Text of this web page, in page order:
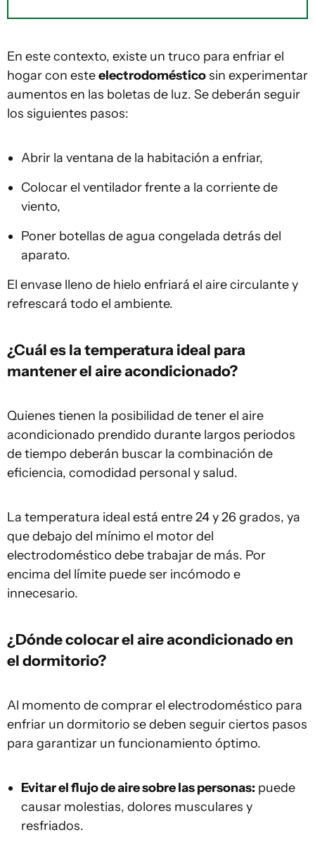
En este contexto, existe un truco para enfriar el
hogar con esteelectrodomésticosin experimentar
aumentos en las boletas de luz. Se deberán seguir
los siguientes pasos:
Abrir la ventana de la habitación a enfriar,
Colocar el ventilador frente a la corriente de
viento,
Poner botellas de agua congelada detrás del
aparato.
El envase lleno de hielo enfriará el aire circulante y
refrescará todo el ambiente.
¿Cuál es la temperatura ideal para
mantener el aire acondicionado?
Quienes tienen la posibilidad de tener el aire
acondicionado prendido durante largos periodos
de tiempo deberán buscar la combinación de
eficiencia, comodidad personal y salud.
La temperatura ideal está entre 24 y 26 grados, ya
que debajo del mínimo el motor del
electrodoméstico debe trabajar de más. Por
encima del límite puede ser incómodo e
innecesario.
¿Dónde colocar el aire acondicionado en
el dormitorio?
Al momento de comprar el electrodoméstico para
enfriar un dormitorio se deben seguir ciertos pasos
para garantizar un funcionamiento óptimo.
Evitar el flujo de aire sobre las personas: puede
causar molestias, dolores musculares y
resfriados.